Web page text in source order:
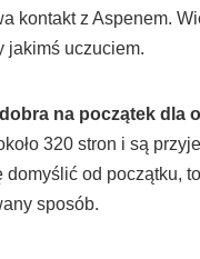
kontakt z Aspenem.
jakimś uczuciem.
na początek dla
320 stron i są
domyślić od początku,
sposób.